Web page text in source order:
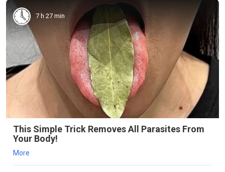
7 h 27 min
This Simple Trick Removes All Parasites From
Your Body!
More